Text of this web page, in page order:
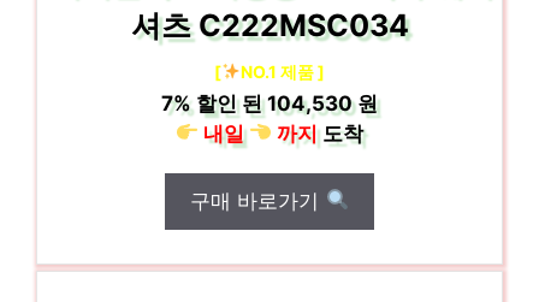
셔츠 C222MSC034
[ NO.1 제품 ]
7% 할인 된104,530 원
내일
까지도착
구매 바로가기